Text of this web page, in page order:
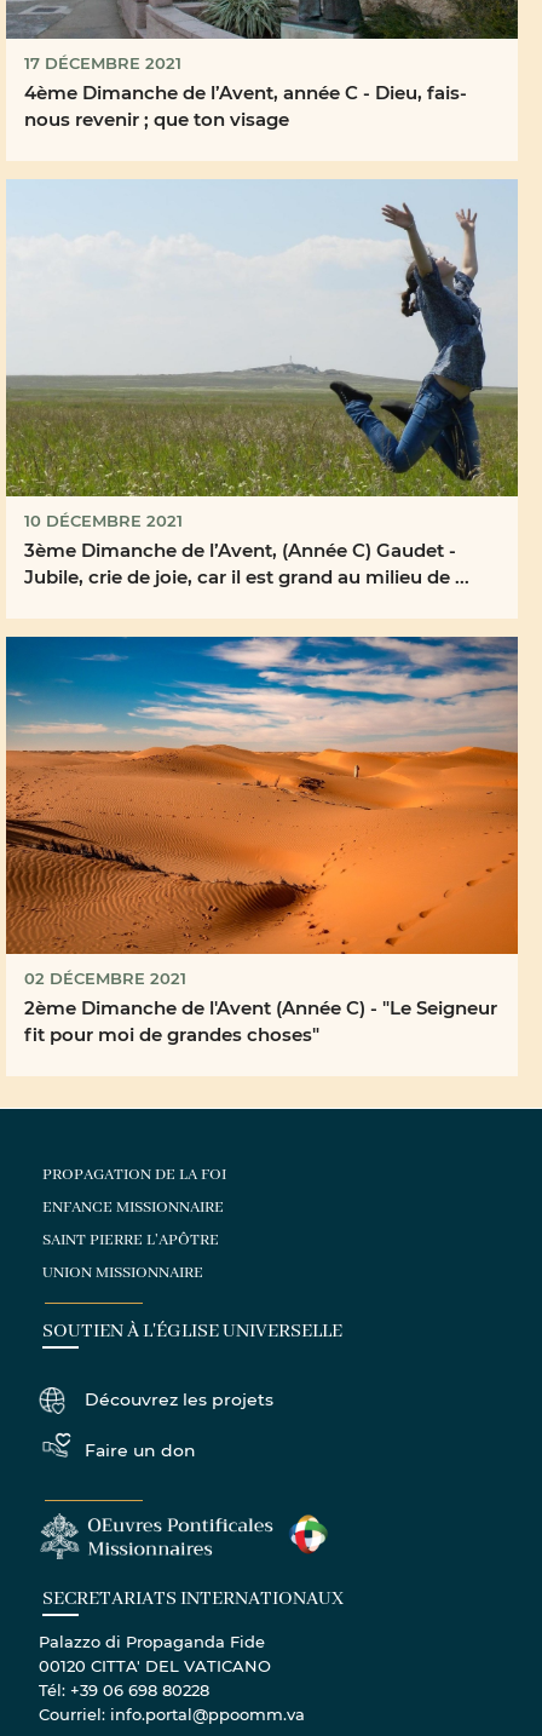
17 DÉCEMBRE 2021
4ème Dimanche de l’Avent, année C - Dieu, fais-
nous revenir ; que ton visage
10 DÉCEMBRE 2021
3ème Dimanche de l’Avent, (Année C) Gaudet -
Jubile, crie de joie, car il est grand au milieu de ...
02 DÉCEMBRE 2021
2ème Dimanche de l'Avent (Année C) - "Le Seigneur
fit pour moi de grandes choses"
PROPAGATION DE LA FOI
ENFANCE MISSIONNAIRE
SAINT PIERRE L'APÔTRE
UNION MISSIONNAIRE
SOUTIEN À L'ÉGLISE UNIVERSELLE
Découvrez les projets
Faire un don
SECRETARIATS INTERNATIONAUX
Palazzo di Propaganda Fide
00120 CITTA' DEL VATICANO
Tél: +39 06 698 80228
Courriel: info.portal@ppoomm.va